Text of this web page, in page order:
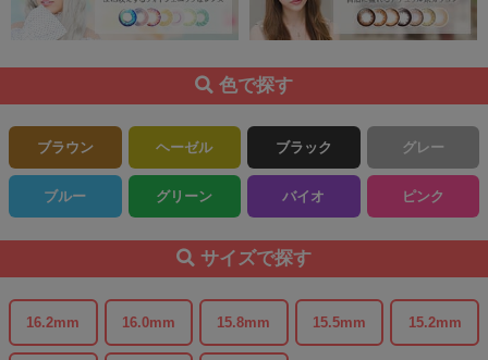
色で探す
ブラウン ヘーゼル ブラック グレー
ブルー グリーン バイオ ピンク
サイズで探す
16.2mm 16.0mm 15.8mm 15.5mm 15.2mm